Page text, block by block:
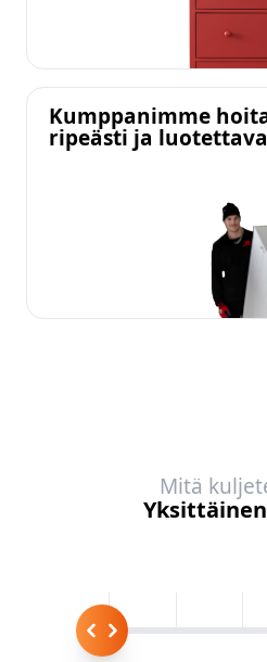
Kumppanimme
ripeästi ja
Mitä